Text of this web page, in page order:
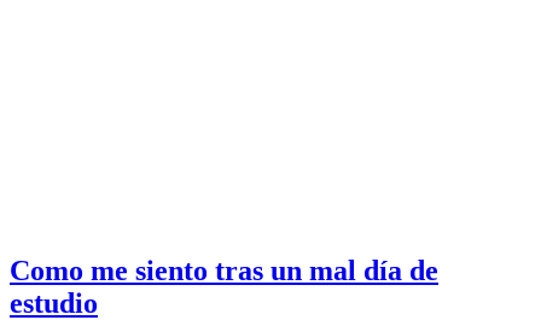
Como me siento tras un mal día de
estudio